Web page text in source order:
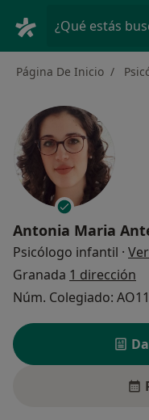
¿Qué estás
Página De Inicio
Antonia Maria
Psicólogo infantil ·
Granada 1 dirección
Núm. Colegiado: